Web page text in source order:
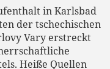
in Karlsbad
der tschechischen
Vary erstreckt
Heiße Quellen